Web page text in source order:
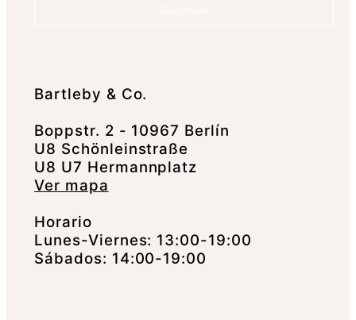
Bartleby & Co.
Boppstr. 2 - 10967 Berlín
U8 Schönleinstraße
U8 U7 Hermannplatz
Ver mapa
Horario
Lunes-Viernes: 13:00-19:00
Sábados: 14:00-19:00